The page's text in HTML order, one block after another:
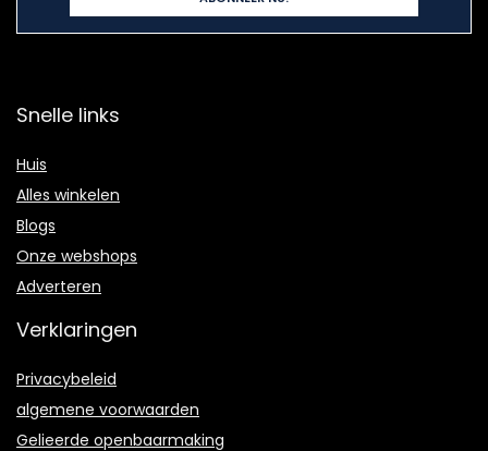
Snelle links
Huis
Alles winkelen
Blogs
Onze webshops
Adverteren
Verklaringen
Privacybeleid
algemene voorwaarden
Gelieerde openbaarmaking